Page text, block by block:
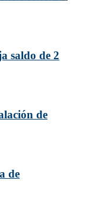
saldo de 2
de
de